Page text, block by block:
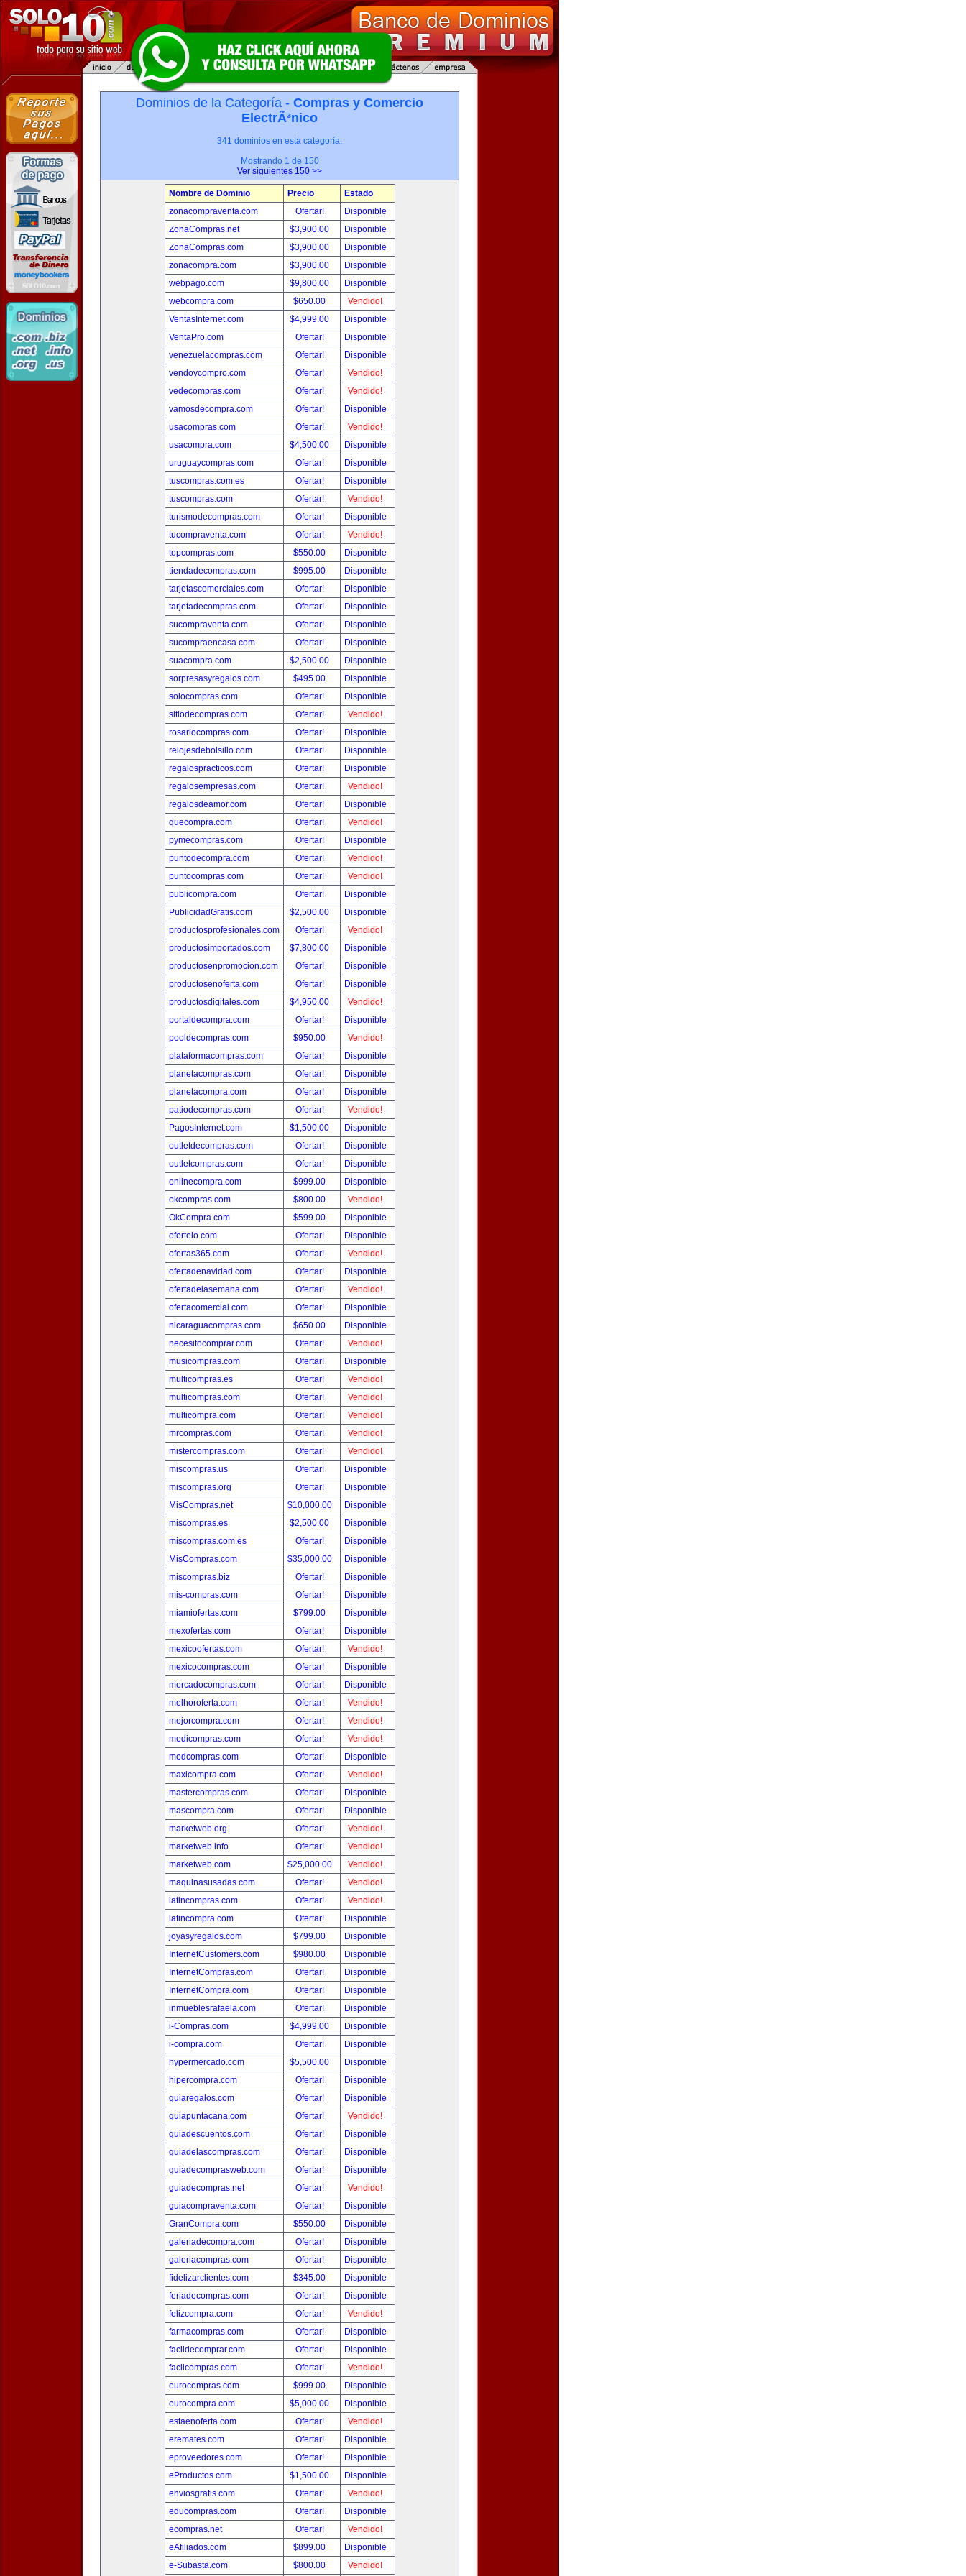
Dominios de la Categoría - Compras y Comercio
ElectrÃ³nico
341 dominios en esta categoría.
Mostrando 1 de 150
Ver siguientes 150 >>
Nombre de Dominio Precio
Estado
zonacompraventa.com
Ofertar!
Disponible
ZonaCompras.net
$3,900.00
Disponible
ZonaCompras.com
$3,900.00
Disponible
zonacompra.com
$3,900.00
Disponible
webpago.com
$9,800.00
Disponible
webcompra.com
$650.00
Vendido!
VentasInternet.com
$4,999.00
Disponible
VentaPro.com
Ofertar!
Disponible
venezuelacompras.com
Ofertar!
Disponible
vendoycompro.com
Ofertar!
Vendido!
vedecompras.com
Ofertar!
Vendido!
vamosdecompra.com
Ofertar!
Disponible
usacompras.com
Ofertar!
Vendido!
usacompra.com
$4,500.00
Disponible
uruguaycompras.com
Ofertar!
Disponible
tuscompras.com.es
Ofertar!
Disponible
tuscompras.com
Ofertar!
Vendido!
turismodecompras.com
Ofertar!
Disponible
tucompraventa.com
Ofertar!
Vendido!
topcompras.com
$550.00
Disponible
tiendadecompras.com
$995.00
Disponible
tarjetascomerciales.com
Ofertar!
Disponible
tarjetadecompras.com
Ofertar!
Disponible
sucompraventa.com
Ofertar!
Disponible
sucompraencasa.com
Ofertar!
Disponible
suacompra.com
$2,500.00
Disponible
sorpresasyregalos.com
$495.00
Disponible
solocompras.com
Ofertar!
Disponible
sitiodecompras.com
Ofertar!
Vendido!
rosariocompras.com
Ofertar!
Disponible
relojesdebolsillo.com
Ofertar!
Disponible
regalospracticos.com
Ofertar!
Disponible
regalosempresas.com
Ofertar!
Vendido!
regalosdeamor.com
Ofertar!
Disponible
quecompra.com
Ofertar!
Vendido!
pymecompras.com
Ofertar!
Disponible
puntodecompra.com
Ofertar!
Vendido!
puntocompras.com
Ofertar!
Vendido!
publicompra.com
Ofertar!
Disponible
PublicidadGratis.com
$2,500.00
Disponible
productosprofesionales.com
Ofertar!
Vendido!
productosimportados.com
$7,800.00
Disponible
productosenpromocion.com
Ofertar!
Disponible
productosenoferta.com
Ofertar!
Disponible
productosdigitales.com
$4,950.00
Vendido!
portaldecompra.com
Ofertar!
Disponible
pooldecompras.com
$950.00
Vendido!
plataformacompras.com
Ofertar!
Disponible
planetacompras.com
Ofertar!
Disponible
planetacompra.com
Ofertar!
Disponible
patiodecompras.com
Ofertar!
Vendido!
PagosInternet.com
$1,500.00
Disponible
outletdecompras.com
Ofertar!
Disponible
outletcompras.com
Ofertar!
Disponible
onlinecompra.com
$999.00
Disponible
okcompras.com
$800.00
Vendido!
OkCompra.com
$599.00
Disponible
ofertelo.com
Ofertar!
Disponible
ofertas365.com
Ofertar!
Vendido!
ofertadenavidad.com
Ofertar!
Disponible
ofertadelasemana.com
Ofertar!
Vendido!
ofertacomercial.com
Ofertar!
Disponible
nicaraguacompras.com
$650.00
Disponible
necesitocomprar.com
Ofertar!
Vendido!
musicompras.com
Ofertar!
Disponible
multicompras.es
Ofertar!
Vendido!
multicompras.com
Ofertar!
Vendido!
multicompra.com
Ofertar!
Vendido!
mrcompras.com
Ofertar!
Vendido!
mistercompras.com
Ofertar!
Vendido!
miscompras.us
Ofertar!
Disponible
miscompras.org
Ofertar!
Disponible
MisCompras.net
$10,000.00
Disponible
miscompras.es
$2,500.00
Disponible
miscompras.com.es
Ofertar!
Disponible
MisCompras.com
$35,000.00
Disponible
miscompras.biz
Ofertar!
Disponible
mis-compras.com
Ofertar!
Disponible
miamiofertas.com
$799.00
Disponible
mexofertas.com
Ofertar!
Disponible
mexicoofertas.com
Ofertar!
Vendido!
mexicocompras.com
Ofertar!
Disponible
mercadocompras.com
Ofertar!
Disponible
melhoroferta.com
Ofertar!
Vendido!
mejorcompra.com
Ofertar!
Vendido!
medicompras.com
Ofertar!
Vendido!
medcompras.com
Ofertar!
Disponible
maxicompra.com
Ofertar!
Vendido!
mastercompras.com
Ofertar!
Disponible
mascompra.com
Ofertar!
Disponible
marketweb.org
Ofertar!
Vendido!
marketweb.info
Ofertar!
Vendido!
marketweb.com
$25,000.00
Vendido!
maquinasusadas.com
Ofertar!
Vendido!
latincompras.com
Ofertar!
Vendido!
latincompra.com
Ofertar!
Disponible
joyasyregalos.com
$799.00
Disponible
InternetCustomers.com
$980.00
Disponible
InternetCompras.com
Ofertar!
Disponible
InternetCompra.com
Ofertar!
Disponible
inmueblesrafaela.com
Ofertar!
Disponible
i-Compras.com
$4,999.00
Disponible
i-compra.com
Ofertar!
Disponible
hypermercado.com
$5,500.00
Disponible
hipercompra.com
Ofertar!
Disponible
guiaregalos.com
Ofertar!
Disponible
guiapuntacana.com
Ofertar!
Vendido!
guiadescuentos.com
Ofertar!
Disponible
guiadelascompras.com
Ofertar!
Disponible
guiadecomprasweb.com
Ofertar!
Disponible
guiadecompras.net
Ofertar!
Vendido!
guiacompraventa.com
Ofertar!
Disponible
GranCompra.com
$550.00
Disponible
galeriadecompra.com
Ofertar!
Disponible
galeriacompras.com
Ofertar!
Disponible
fidelizarclientes.com
$345.00
Disponible
feriadecompras.com
Ofertar!
Disponible
felizcompra.com
Ofertar!
Vendido!
farmacompras.com
Ofertar!
Disponible
facildecomprar.com
Ofertar!
Disponible
facilcompras.com
Ofertar!
Vendido!
eurocompras.com
$999.00
Disponible
eurocompra.com
$5,000.00
Disponible
estaenoferta.com
Ofertar!
Vendido!
eremates.com
Ofertar!
Disponible
eproveedores.com
Ofertar!
Disponible
eProductos.com
$1,500.00
Disponible
enviosgratis.com
Ofertar!
Vendido!
educompras.com
Ofertar!
Disponible
ecompras.net
Ofertar!
Vendido!
eAfiliados.com
$899.00
Disponible
e-Subasta.com
$800.00 Vendido!